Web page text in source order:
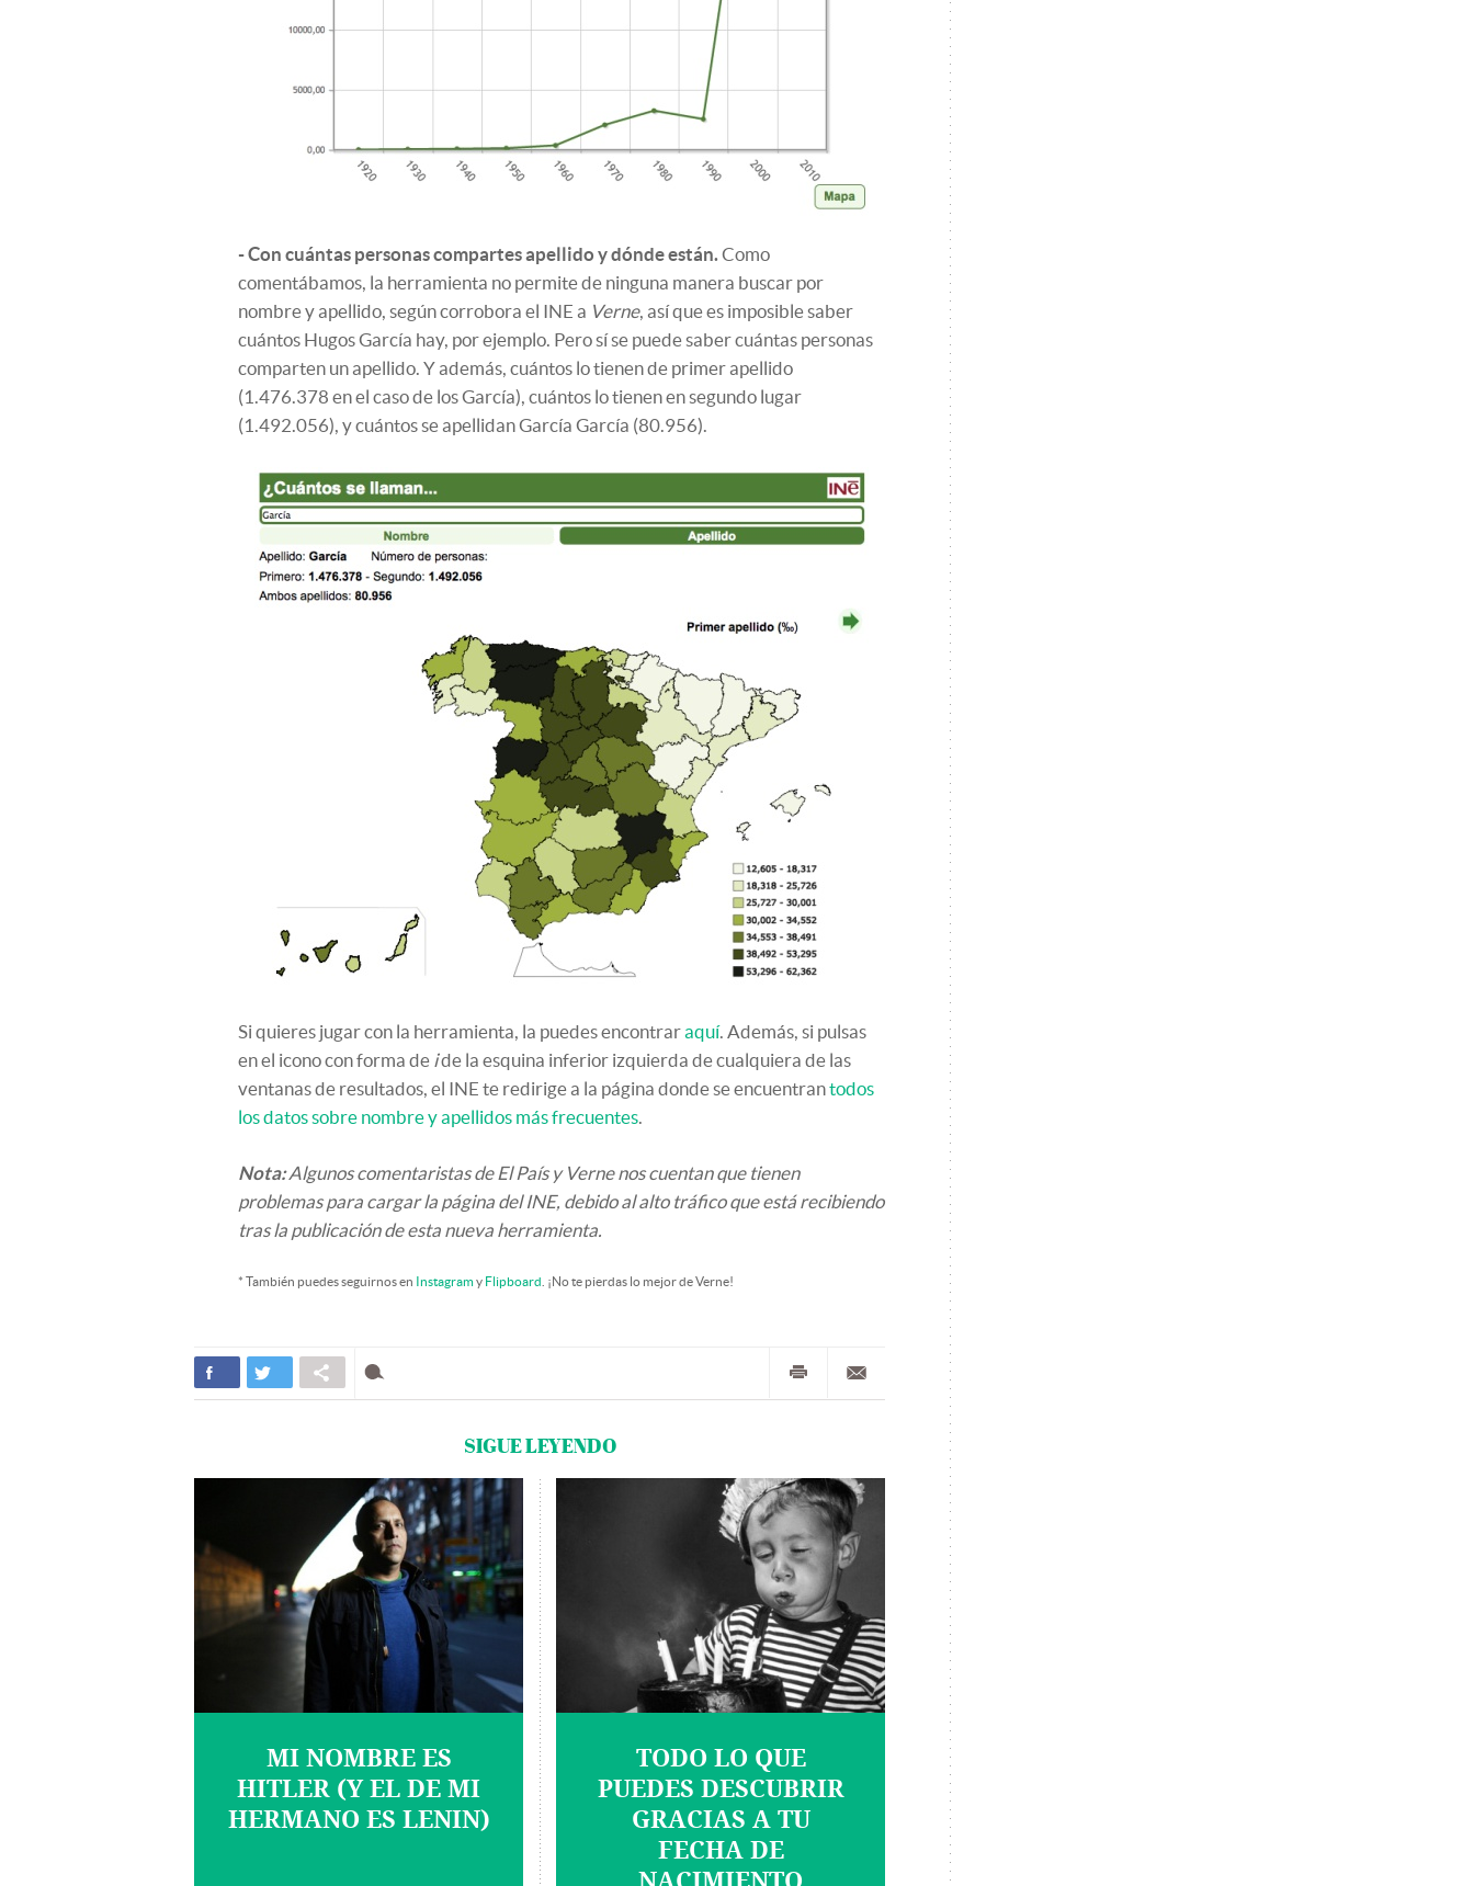
- Con cuántas personas compartes apellido y dónde están.Como
comentábamos, la herramienta no permite de ninguna manera buscar por
nombre y apellido, según corrobora el INE a Verne, así que es imposible saber
cuántos Hugos García hay, por ejemplo. Pero sí se puede saber cuántas personas
comparten un apellido. Y además, cuántos lo tienen de primer apellido
(1.476.378 en el caso de los García), cuántos lo tienen en segundo lugar
(1.492.056), y cuántos se apellidan García García (80.956).
Si quieres jugar con la herramienta, la puedes encontraraquí. Además, si pulsas
en el icono con forma de ide la esquina inferior izquierda de cualquiera de las
ventanas de resultados, el INE te redirige a la página donde se encuentrantodos
los datos sobre nombre y apellidos más frecuentes.
Nota:Algunos comentaristas de El País y Verne nos cuentan que tienen
problemas para cargar la página del INE, debido al alto tráfico que está recibiendo
tras la publicación de esta nueva herramienta.
* También puedes seguirnos en Instagramy Flipboard . ¡No te pierdas lo mejor de Verne!
SIGUE LEYENDO
MI NOMBRE ES
HITLER (Y EL DE MI
HERMANO ES LENIN)
TODO LO QUE
PUEDES DESCUBRIR
GRACIAS A TU
FECHA DE